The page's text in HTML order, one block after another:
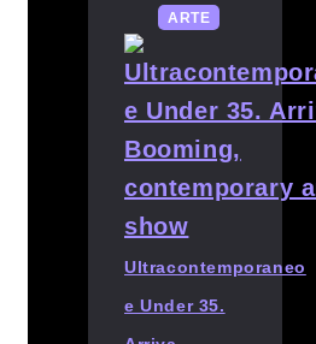
ARTE
Ultracontemporaneo
e Under 35.